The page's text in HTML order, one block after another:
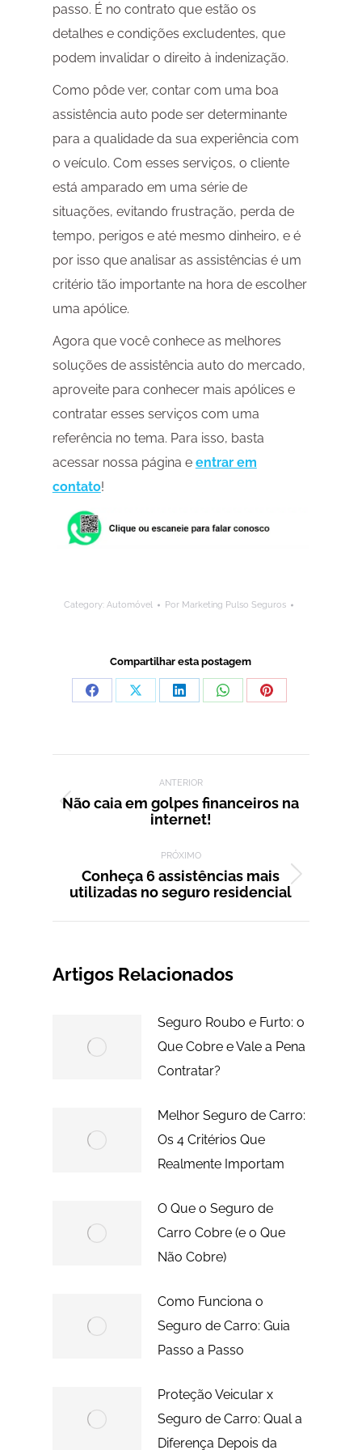
passo. É no contrato que estão os
detalhes e condições excludentes, que
podem invalidar o direito à indenização.
Como pôde ver, contar com uma boa
assistência auto pode ser determinante
para a qualidade da sua experiência com
o veículo. Com esses serviços, o cliente
está amparado em uma série de
situações, evitando frustração, perda de
tempo, perigos e até mesmo dinheiro, e é
por isso que analisar as assistências é um
critério tão importante na hora de escolher
uma apólice.
Agora que você conhece as melhores
soluções de assistência auto do mercado,
aproveite para conhecer mais apólices e
contratar esses serviços com uma
referência no tema. Para isso, basta
acessar nossa página e entrar em
contato!
Category: Automóvel Por Marketing Pulso Seguros
Compartilhar esta postagem
CompartilharCompartilharCompartilharCompartilharCompartilhar
ANTERIOR
Post
Não caia em golpes financeiros na
internet!
PRÓXIMO
Próximo
Conheça 6 assistências mais
utilizadas no seguro residencial
Artigos Relacionados
Seguro Roubo e Furto: o
Que Cobre e Vale a Pena
Contratar?
Melhor Seguro de Carro:
Os 4 Critérios Que
Realmente Importam
O Que o Seguro de
Carro Cobre (e o Que
Não Cobre)
Como Funciona o
Seguro de Carro: Guia
Passo a Passo
Proteção Veicular x
Seguro de Carro: Qual a
Diferença Depois da